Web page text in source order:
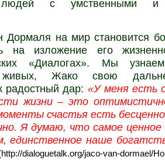
людей с умственными и
Дормаля на мир становится
на изложение его
«Диалогах». Мы
Жако свою
радостный дар: «У меня есть
жизни – это
счастья есть
Я думаю, что самое ценное
единственное наше
dialoguetalk.org/jaco-van-dormael/